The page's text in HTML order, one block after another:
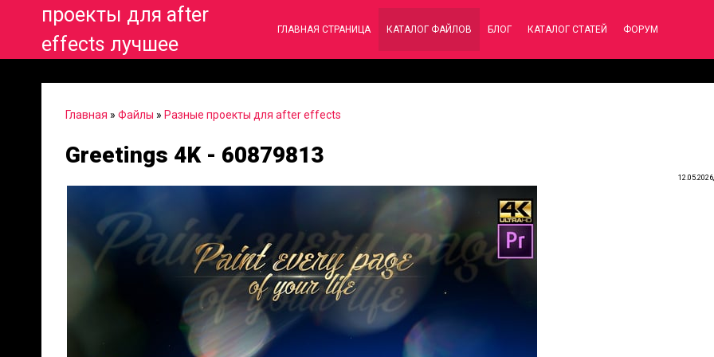
проекты для after
effects лучшее
ГЛАВНАЯ СТРАНИЦА КАТАЛОГ ФАЙЛОВ БЛОГ КАТАЛОГ СТАТЕЙ ФОРУМ
Главная » Файлы » Разные проекты для after effects
Greetings 4K - 60879813